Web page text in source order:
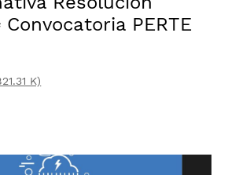
PERTE
K)